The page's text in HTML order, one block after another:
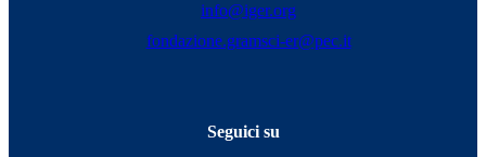
info@iger.org
fondazione.gramsci-er@pec.it
Seguici su